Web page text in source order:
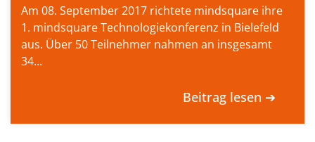
Am 08. September 2017 richtete mindsquare ihre
1. mindsquare Technologiekonferenz in Bielefeld
aus. Über 50 Teilnehmer nahmen an insgesamt
34...
Beitrag lesen ➔